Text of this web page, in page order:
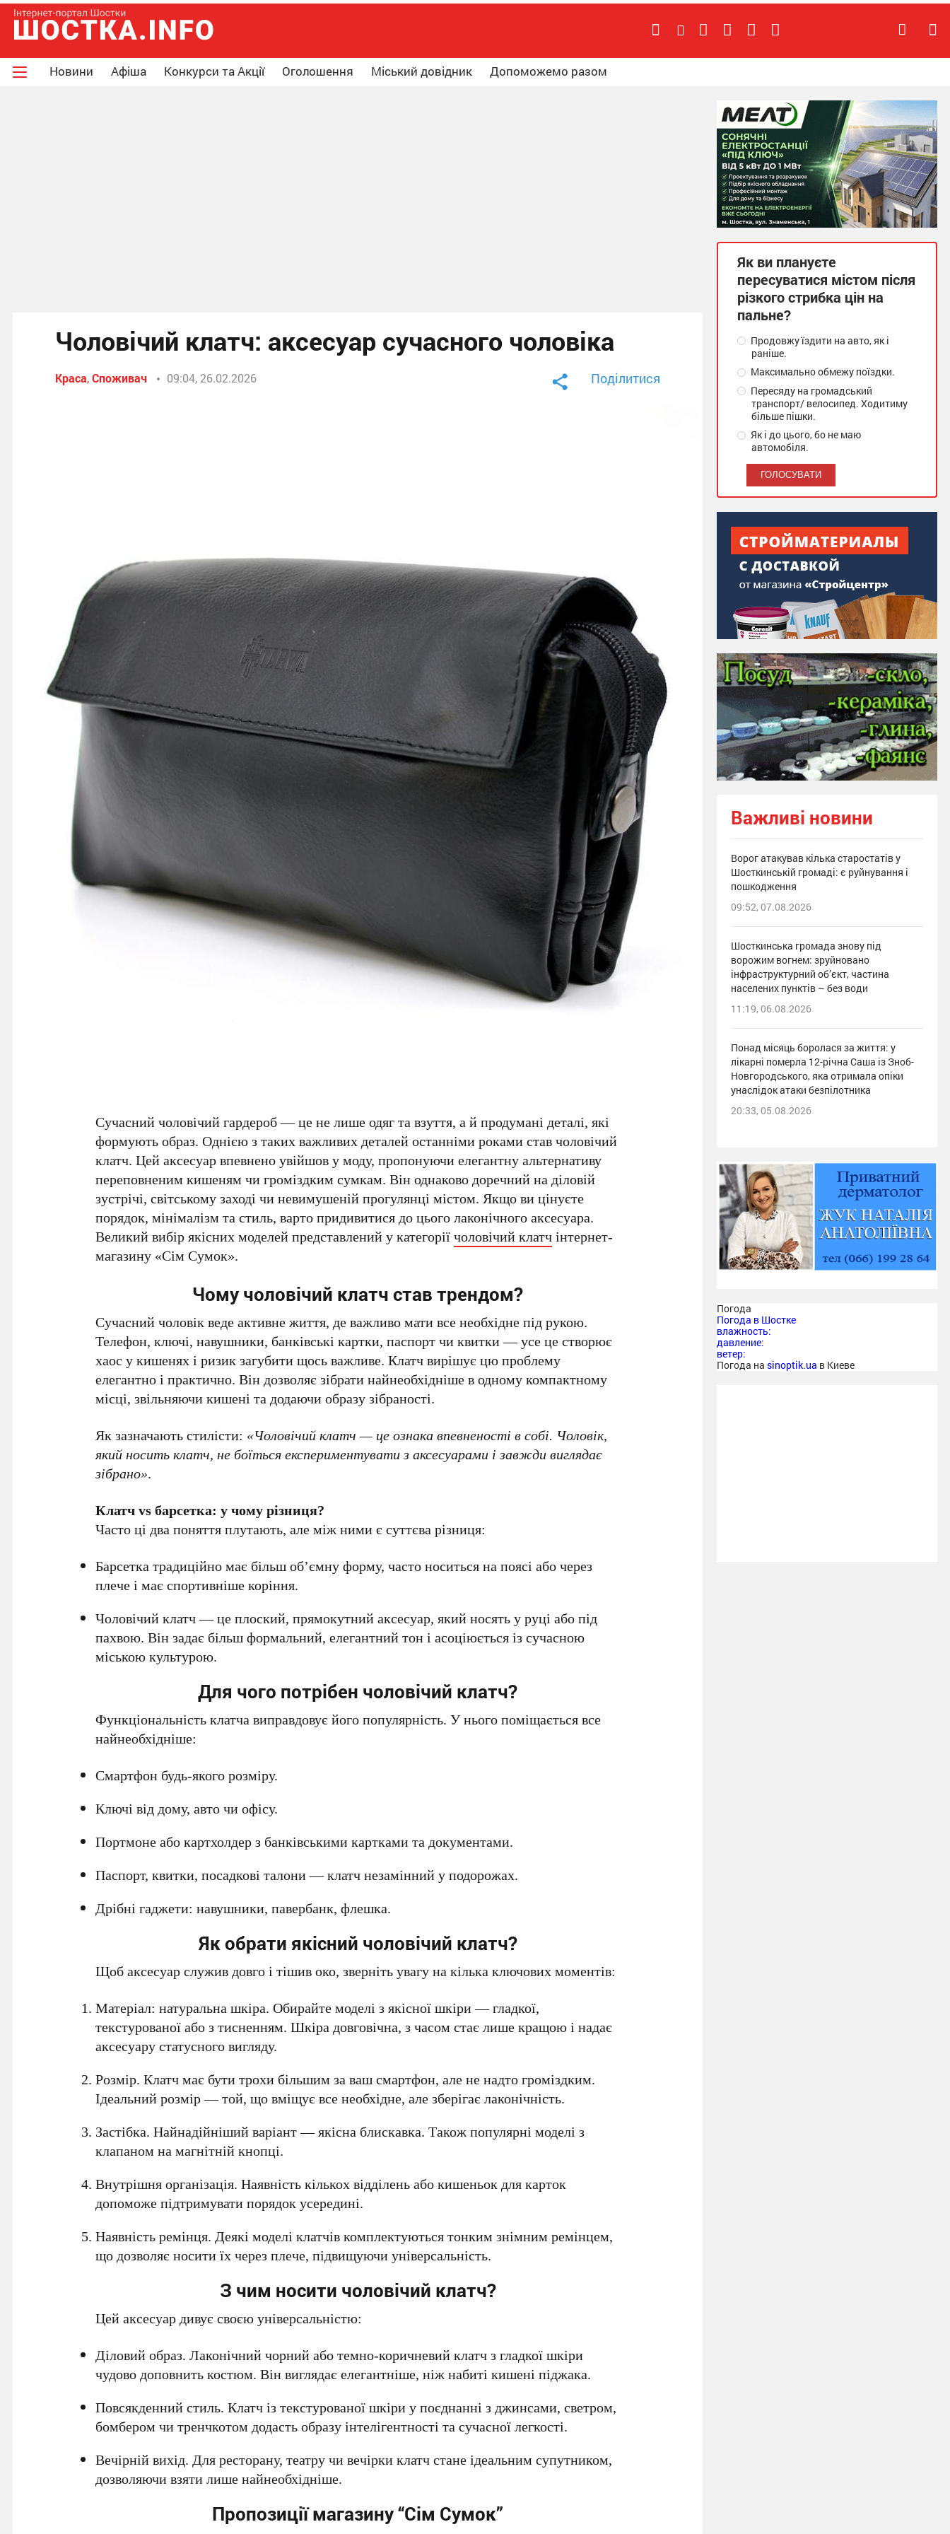
Новини Афіша Конкурси та Акції Оголошення Міський довідник Допоможемо разом
Чоловічий клатч: аксесуар сучасного чоловіка
Краса,Споживач 09:04, 26.02.2026 Поділитися
Сучасний чоловічий гардероб — це не лише одяг та взуття, а й продумані деталі, які
формують образ. Однією з таких важливих деталей останніми роками став чоловічий
клатч. Цей аксесуар впевнено увійшов у моду, пропонуючи елегантну альтернативу
переповненим кишеням чи громіздким сумкам. Він однаково доречний на діловій
зустрічі, світському заході чи невимушеній прогулянці містом. Якщо ви цінуєте
порядок, мінімалізм та стиль, варто придивитися до цього лаконічного аксесуара.
Великий вибір якісних моделей представлений у категоріїчоловічий клатчінтернет-
магазину «Сім Сумок».
Чому чоловічий клатч став трендом?
Сучасний чоловік веде активне життя, де важливо мати все необхідне під рукою.
Телефон, ключі, навушники, банківські картки, паспорт чи квитки — усе це створює
хаос у кишенях і ризик загубити щось важливе. Клатч вирішує цю проблему
елегантно і практично. Він дозволяє зібрати найнеобхідніше в одному компактному
місці, звільняючи кишені та додаючи образу зібраності.
Як зазначають стилісти: «Чоловічий клатч — це ознака впевненості в собі. Чоловік,
який носить клатч, не боїться експериментувати з аксесуарами і завжди виглядає
зібрано».
Клатч vs барсетка: у чому різниця?
Часто ці два поняття плутають, але між ними є суттєва різниця:
Барсетка традиційно має більш об’ємну форму, часто носиться на поясі або через
плече і має спортивніше коріння.
Чоловічий клатч — це плоский, прямокутний аксесуар, який носять у руці або під
пахвою. Він задає більш формальний, елегантний тон і асоціюється із сучасною
міською культурою.
Для чого потрібен чоловічий клатч?
Функціональність клатча виправдовує його популярність. У нього поміщається все
найнеобхідніше:
Смартфон будь-якого розміру.
Ключі від дому, авто чи офісу.
Портмоне або картхолдер з банківськими картками та документами.
Паспорт, квитки, посадкові талони — клатч незамінний у подорожах.
Дрібні гаджети: навушники, павербанк, флешка.
Як обрати якісний чоловічий клатч?
Щоб аксесуар служив довго і тішив око, зверніть увагу на кілька ключових моментів:
Матеріал: натуральна шкіра. Обирайте моделі з якісної шкіри — гладкої,
текстурованої або з тисненням. Шкіра довговічна, з часом стає лише кращою і надає
аксесуару статусного вигляду.
Розмір. Клатч має бути трохи більшим за ваш смартфон, але не надто громіздким.
Ідеальний розмір — той, що вміщує все необхідне, але зберігає лаконічність.
Застібка. Найнадійніший варіант — якісна блискавка. Також популярні моделі з
клапаном на магнітній кнопці.
Внутрішня організація. Наявність кількох відділень або кишеньок для карток
допоможе підтримувати порядок усередині.
Наявність ремінця. Деякі моделі клатчів комплектуються тонким знімним ремінцем,
що дозволяє носити їх через плече, підвищуючи універсальність.
З чим носити чоловічий клатч?
Цей аксесуар дивує своєю універсальністю:
Діловий образ. Лаконічний чорний або темно-коричневий клатч з гладкої шкіри
чудово доповнить костюм. Він виглядає елегантніше, ніж набиті кишені піджака.
Повсякденний стиль. Клатч із текстурованої шкіри у поєднанні з джинсами, светром,
бомбером чи тренчкотом додасть образу інтелігентності та сучасної легкості.
Вечірній вихід. Для ресторану, театру чи вечірки клатч стане ідеальним супутником,
дозволяючи взяти лише найнеобхідніше.
Пропозиції магазину “Сім Сумок”
Як ви плануєте
пересуватися містом після
різкого стрибка цін на
пальне?
Продовжу їздити на авто, як і
раніше.
Максимально обмежу поїздки.
Пересяду на громадський
транспорт/ велосипед. Ходитиму
більше пішки.
Як і до цього, бо не маю
автомобіля.
Важливі новини
Ворог атакував кілька старостатів у
Шосткинській громаді: є руйнування і
пошкодження
09:52, 07.08.2026
Шосткинська громада знову під
ворожим вогнем: зруйновано
інфраструктурний об’єкт, частина
населених пунктів – без води
11:19, 06.08.2026
Понад місяць боролася за життя: у
лікарні померла 12-річна Саша із Зноб-
Новгородського, яка отримала опіки
унаслідок атаки безпілотника
20:33, 05.08.2026
Погода
Погода в Шостке
влажность:
давление:
ветер:
Погода на sinoptik.ua в Киеве